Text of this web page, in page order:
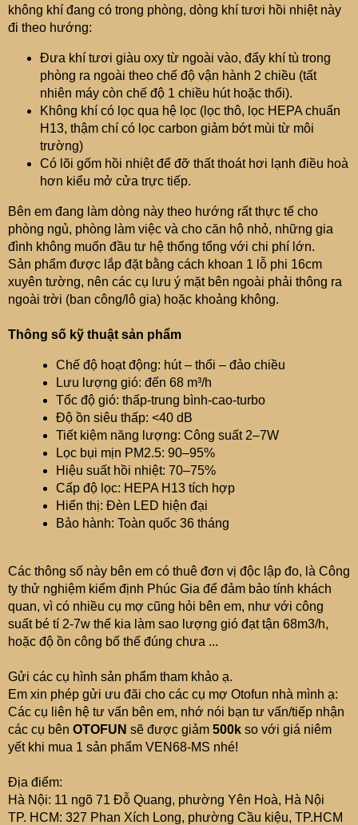
không khí đang có trong phòng, dòng khí tươi hồi nhiệt này
đi theo hướng:
Đưa khí tươi giàu oxy từ ngoài vào, đẩy khí tù trong
phòng ra ngoài theo chế độ vận hành 2 chiều (tất
nhiên máy còn chế độ 1 chiều hút hoặc thổi).
Không khí có lọc qua hệ lọc (lọc thô, lọc HEPA chuẩn
H13, thậm chí có lọc carbon giảm bớt mùi từ môi
trường)
Có lõi gốm hồi nhiệt để đỡ thất thoát hơi lạnh điều hoà
hơn kiểu mở cửa trực tiếp.
Bên em đang làm dòng này theo hướng rất thực tế cho
phòng ngủ, phòng làm việc và cho căn hộ nhỏ, những gia
đình không muốn đầu tư hệ thống tổng với chi phí lớn.
Sản phẩm được lắp đặt bằng cách khoan 1 lỗ phi 16cm
xuyên tường, nên các cụ lưu ý mặt bên ngoài phải thông ra
ngoài trời (ban công/lô gia) hoặc khoảng không.
Thông số kỹ thuật sản phẩm
Chế độ hoạt động: hút – thổi – đảo chiều
Lưu lượng gió: đến 68 m³/h
Tốc độ gió: thấp-trung bình-cao-turbo
Độ ồn siêu thấp: <40 dB
Tiết kiệm năng lượng: Công suất 2–7W
Lọc bụi mịn PM2.5: 90–95%
Hiệu suất hồi nhiệt: 70–75%
Cấp độ lọc: HEPA H13 tích hợp
Hiển thị: Đèn LED hiện đại
Bảo hành: Toàn quốc 36 tháng
Các thông số này bên em có thuê đơn vị độc lập đo, là Công
ty thử nghiệm kiểm định Phúc Gia để đảm bảo tính khách
quan, vì có nhiều cụ mợ cũng hỏi bên em, như với công
suất bé tí 2-7w thế kia làm sao lượng gió đạt tận 68m3/h,
hoặc độ ồn công bố thế đúng chưa ...
Gửi các cụ hình sản phẩm tham khảo ạ.
Em xin phép gửi ưu đãi cho các cụ mợ Otofun nhà mình ạ:
Các cụ liên hệ tư vấn bên em, nhớ nói bạn tư vấn/tiếp nhận
các cụ bên OTOFUN sẽ được giảm 500k so với giá niêm
yết khi mua 1 sản phẩm VEN68-MS nhé!
Địa điểm:
Hà Nội: 11 ngõ 71 Đỗ Quang, phường Yên Hoà, Hà Nội
TP. HCM: 327 Phan Xích Long, phường Cầu kiệu, TP.HCM